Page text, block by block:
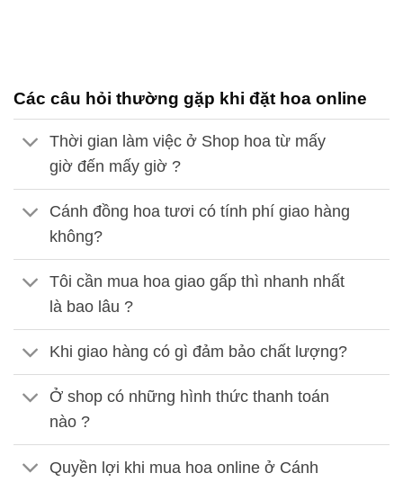
Các câu hỏi thường gặp khi đặt hoa online
Thời gian làm việc ở Shop hoa từ mấy
giờ đến mấy giờ ?
Cánh đồng hoa tươi có tính phí giao hàng
không?
Tôi cần mua hoa giao gấp thì nhanh nhất
là bao lâu ?
Khi giao hàng có gì đảm bảo chất lượng?
Ở shop có những hình thức thanh toán
nào ?
Quyền lợi khi mua hoa online ở Cánh